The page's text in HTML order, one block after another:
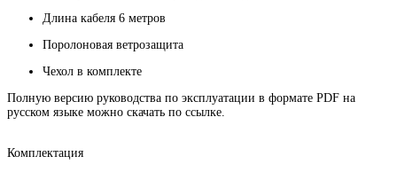
Длина кабеля 6 метров
Поролоновая ветрозащита
Чехол в комплекте
Полную версию руководства по эксплуатации в формате PDF на
русском языке можно скачать по ссылке.
Комплектация